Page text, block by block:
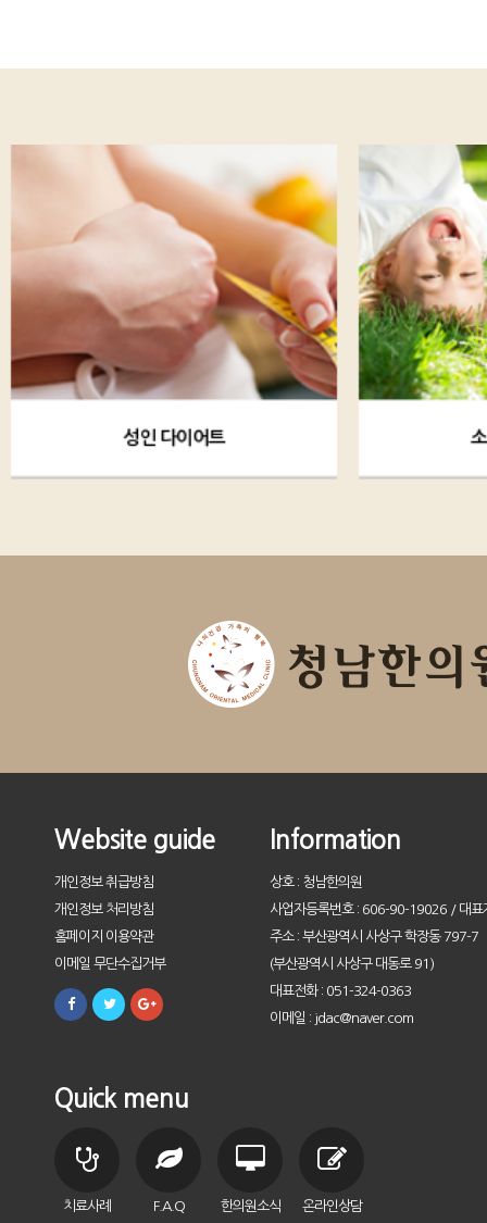
소아 다이어트
Website guide
개인정보 취급방침
개인정보 처리방침
홈페이지 이용약관
이메일 무단수집거부
Information
상호 : 청남한의원
사업자등록번호 : 606-90-19026 / 대표
주소 : 부산광역시 사상구 학장동 797-7
(부산광역시 사상구 대동로 91)
대표전화 : 051-324-0363
이메일 : jdac@naver.com
Quick menu
치료사례 F.A.Q 한의원소식 온라인상담